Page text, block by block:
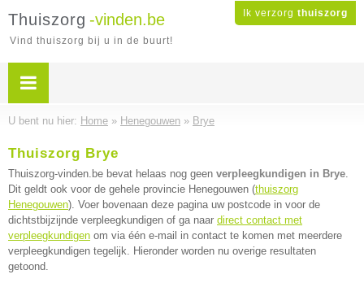
Ik verzorg thuiszorg
Thuiszorg -vinden.be
Vind thuiszorg bij u in de buurt!
U bent nu hier: Home » Henegouwen » Brye
Thuiszorg Brye
Thuiszorg-vinden.be bevat helaas nog geen verpleegkundigen in Brye.
Dit geldt ook voor de gehele provincie Henegouwen (thuiszorg
Henegouwen). Voer bovenaan deze pagina uw postcode in voor de
dichtstbijzijnde verpleegkundigen of ga naar direct contact met
verpleegkundigen om via één e-mail in contact te komen met meerdere
verpleegkundigen tegelijk. Hieronder worden nu overige resultaten
getoond.